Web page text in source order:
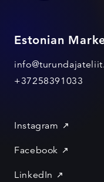
Estonian
+37258391033
Instagram
Facebook
LinkedIn